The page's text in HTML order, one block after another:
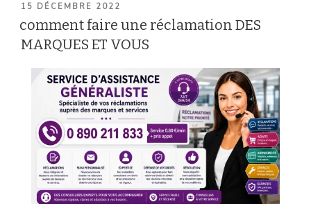
PUBLIÉ
15 DÉCEMBRE 2022
comment faire une réclamation DES
MARQUES ET VOUS